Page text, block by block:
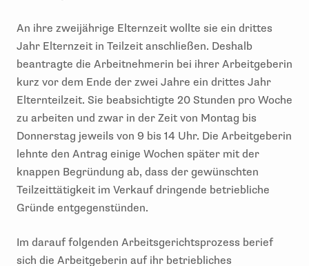
An ihre zweijährige Elternzeit wollte sie ein drittes
Jahr Elternzeit in Teilzeit anschließen. Deshalb
beantragte die Arbeitnehmerin bei ihrer Arbeitgeberin
kurz vor dem Ende der zwei Jahre ein drittes Jahr
Elternteilzeit. Sie beabsichtigte 20 Stunden pro Woche
zu arbeiten und zwar in der Zeit von Montag bis
Donnerstag jeweils von 9 bis 14 Uhr. Die Arbeitgeberin
lehnte den Antrag einige Wochen später mit der
knappen Begründung ab, dass der gewünschten
Teilzeittätigkeit im Verkauf dringende betriebliche
Gründe entgegenstünden.
Im darauf folgenden Arbeitsgerichtsprozess berief
sich die Arbeitgeberin auf ihr betriebliches